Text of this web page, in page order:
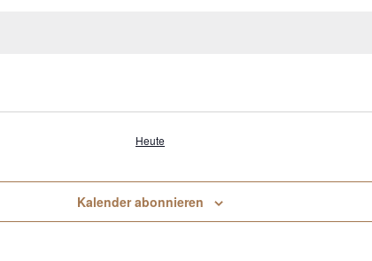
Heute
Kalender abonnieren